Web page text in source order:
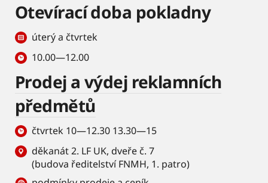
Otevírací doba pokladny
úterý a čtvrtek
10.00—12.00
Prodej a výdej reklamních
předmětů
čtvrtek 10—12.30 13.30—15
děkanát 2. LF UK, dveře č. 7
(budova ředitelství FNMH, 1. patro)